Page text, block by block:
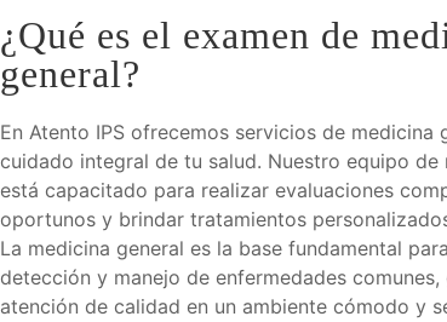
¿Qué es el examen de
general?
En Atento IPS ofrecemos servicios de medicina
cuidado integral de tu salud. Nuestro equipo
está capacitado para realizar evaluaciones
oportunos y brindar tratamientos
La medicina general es la base fundamental
detección y manejo de enfermedades
atención de calidad en un ambiente cómodo y